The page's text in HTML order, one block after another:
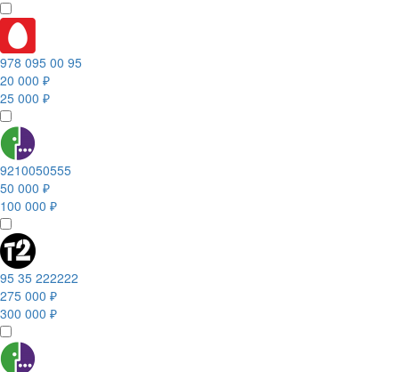
978 095 00 95
20 000 ₽
25 000 ₽
9210050555
50 000 ₽
100 000 ₽
95 35 222222
275 000 ₽
300 000 ₽